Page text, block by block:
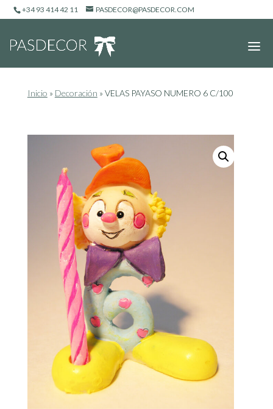
+34 93 414 42 11 PASDECOR@PASDECOR.COM
Inicio » Decoración » VELAS PAYASO NUMERO 6 C/100